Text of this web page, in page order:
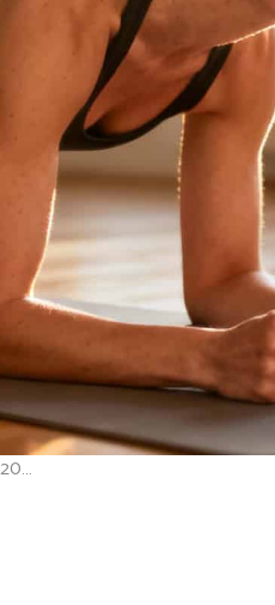
Gainage quotidien débutant : programme progressif 2025